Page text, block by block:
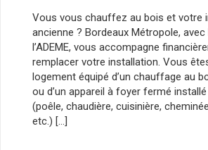
Vous vous chauffez au bois et votre
ancienne ? Bordeaux Métropole,
l’ADEME, vous accompagne
remplacer votre installation. Vous
logement équipé d’un chauffage au
ou d’un appareil à foyer fermé
(poêle, chaudière, cuisinière,
etc.) […]